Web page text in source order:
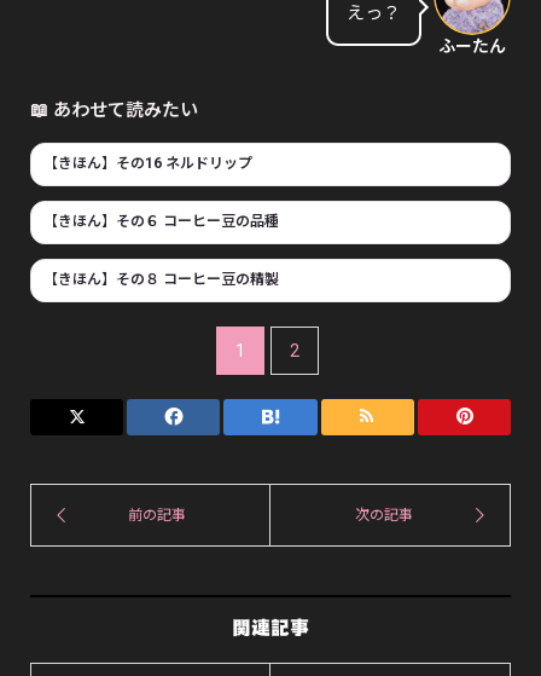
えっ？
ふーたん
📖 あわせて読みたい
【きほん】その16 ネルドリップ
【きほん】その６ コーヒー豆の品種
【きほん】その８ コーヒー豆の精製
1 2
関連記事